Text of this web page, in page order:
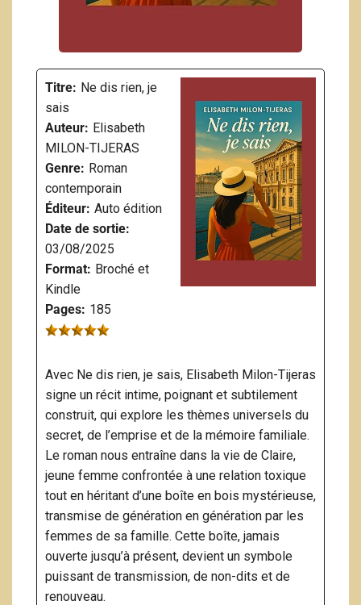
Titre: Ne dis rien, je
sais
Auteur: Elisabeth
MILON-TIJERAS
Genre: Roman
contemporain
Éditeur: Auto édition
Date de sortie:
03/08/2025
Format: Broché et
Kindle
Pages: 185
Avec Ne dis rien, je sais, Elisabeth Milon-Tijeras
signe un récit intime, poignant et subtilement
construit, qui explore les thèmes universels du
secret, de l’emprise et de la mémoire familiale.
Le roman nous entraîne dans la vie de Claire,
jeune femme confrontée à une relation toxique
tout en héritant d’une boîte en bois mystérieuse,
transmise de génération en génération par les
femmes de sa famille. Cette boîte, jamais
ouverte jusqu’à présent, devient un symbole
puissant de transmission, de non-dits et de
renouveau.